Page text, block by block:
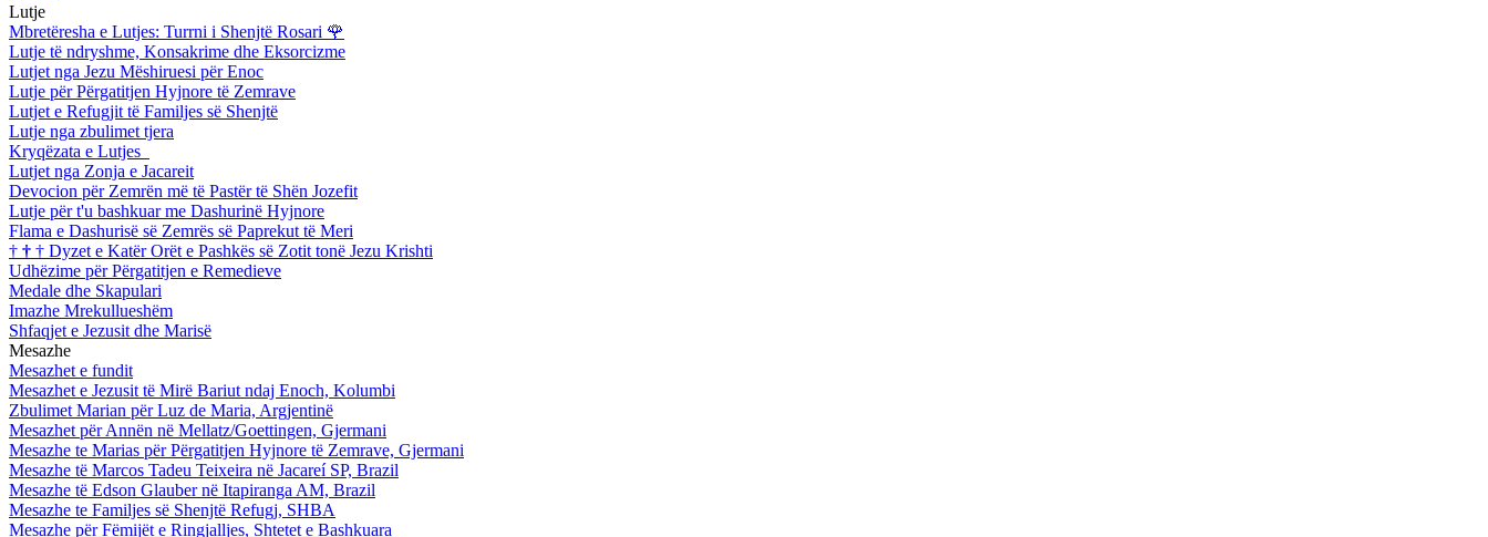
Lutje
Mbretëresha e Lutjes: Turrni i Shenjtë Rosari 🌹
Lutje të ndryshme, Konsakrime dhe Eksorcizme
Lutjet nga Jezu Mëshiruesi për Enoc
Lutje për Përgatitjen Hyjnore të Zemrave
Lutjet e Refugjit të Familjes së Shenjtë
Lutje nga zbulimet tjera
Kryqëzata e Lutjes
Lutjet nga Zonja e Jacareit
Devocion për Zemrën më të Pastër të Shën Jozefit
Lutje për t'u bashkuar me Dashurinë Hyjnore
Flama e Dashurisë së Zemrës së Paprekut të Meri
† † † Dyzet e Katër Orët e Pashkës së Zotit tonë Jezu Krishti
Udhëzime për Përgatitjen e Remedieve
Medale dhe Skapulari
Imazhe Mrekullueshëm
Shfaqjet e Jezusit dhe Marisë
Mesazhe
Mesazhet e fundit
Mesazhet e Jezusit të Mirë Bariut ndaj Enoch, Kolumbi
Zbulimet Marian për Luz de Maria, Argjentinë
Mesazhet për Annën në Mellatz/Goettingen, Gjermani
Mesazhe te Marias për Përgatitjen Hyjnore të Zemrave, Gjermani
Mesazhe të Marcos Tadeu Teixeira në Jacareí SP, Brazil
Mesazhe të Edson Glauber në Itapiranga AM, Brazil
Mesazhe te Familjes së Shenjtë Refugj, SHBA
Mesazhe për Fëmijët e Ringjalljes, Shtetet e Bashkuara